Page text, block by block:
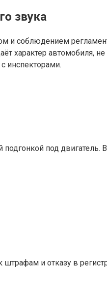
звука
и соблюдением
характер автомобиля,
инспекторами.
под
и отказу в